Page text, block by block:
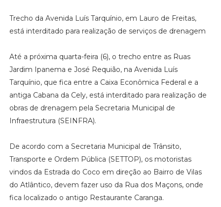
Trecho da Avenida Luís Tarquínio, em Lauro de Freitas,
está interditado para realização de serviços de drenagem
Até a próxima quarta-feira (6), o trecho entre as Ruas
Jardim Ipanema e José Requião, na Avenida Luís
Tarquínio, que fica entre a Caixa Econômica Federal e a
antiga Cabana da Cely, está interditado para realização de
obras de drenagem pela Secretaria Municipal de
Infraestrutura (SEINFRA).
De acordo com a Secretaria Municipal de Trânsito,
Transporte e Ordem Pública (SETTOP), os motoristas
vindos da Estrada do Coco em direção ao Bairro de Vilas
do Atlântico, devem fazer uso da Rua dos Maçons, onde
fica localizado o antigo Restaurante Caranga.